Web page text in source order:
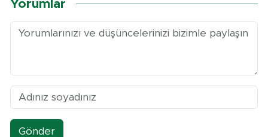
Yorumlar
Gönder